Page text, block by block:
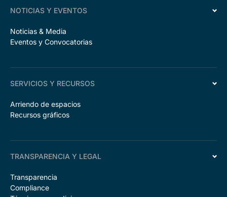
NOTICIAS Y EVENTOS
Noticias & Media
Eventos y Convocatorias
SERVICIOS Y RECURSOS
Arriendo de espacios
Recursos gráficos
TRANSPARENCIA Y LEGAL
Transparencia
Compliance